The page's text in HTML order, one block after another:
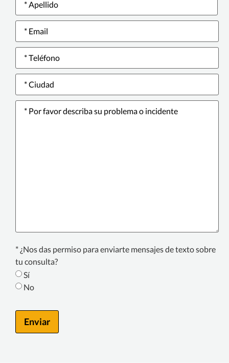
Email*
Teléfono*
City
Por
favor
Text
Consent*
* ¿Nos das permiso para enviarte mensajes de texto sobre
tu consulta?
Sí
No
Enviar